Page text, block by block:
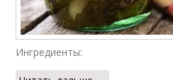
Ингредиенты: